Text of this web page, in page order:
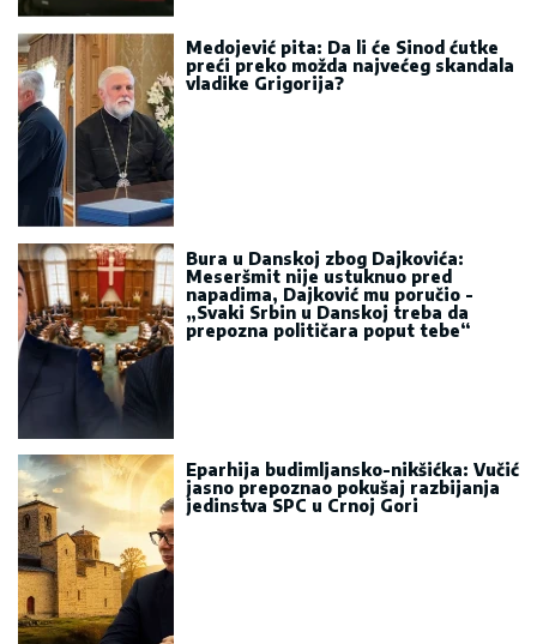
Medojević pita: Da li će Sinod ćutke
preći preko možda najvećeg skandala
vladike Grigorija?
Bura u Danskoj zbog Dajkovića:
Meseršmit nije ustuknuo pred
napadima, Dajković mu poručio -
„Svaki Srbin u Danskoj treba da
prepozna političara poput tebe“
Eparhija budimljansko-nikšićka: Vučić
jasno prepoznao pokušaj razbijanja
jedinstva SPC u Crnoj Gori